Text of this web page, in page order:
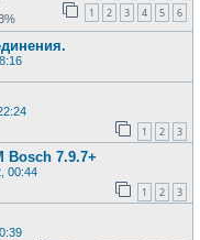
1 2 3 4 5 6
1 2 3
Bosch 7.9.7+
00:44
1 2 3